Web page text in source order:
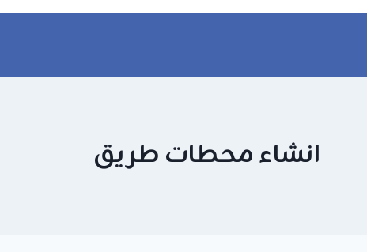
انشاء محطات طريق